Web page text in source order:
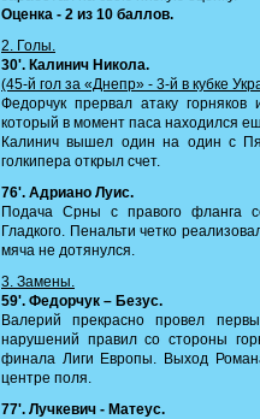
Оценка - 2 из 10 баллов.
2. Голы.
30'. Калинич Никола.
(45-й гол за «Днепр» - 3-й в кубке
Федорчук прервал атаку
который в момент паса находился
Калинич вышел один на один с
голкипера открыл счет.
76'. Адриано Луис.
Подача Срны с правого фланга
Гладкого. Пенальти четко
мяча не дотянулся.
3. Замены.
59'. Федорчук – Безус.
Валерий прекрасно провел
нарушений правил со стороны
финала Лиги Европы. Выход
центре поля.
77'. Лучкевич - Матеус.